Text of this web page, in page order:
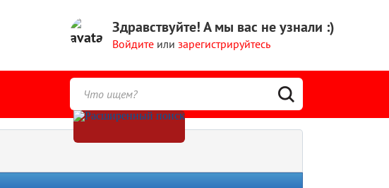
Здравствуйте!А мы вас не узнали :)
Войдите или зарегистрируйтесь